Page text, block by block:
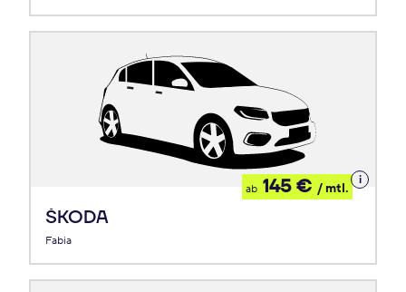
ŠKODA
Fabia
ab 145 € / mtl.
Details
zum